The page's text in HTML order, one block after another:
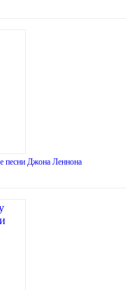
песни Джона Леннона